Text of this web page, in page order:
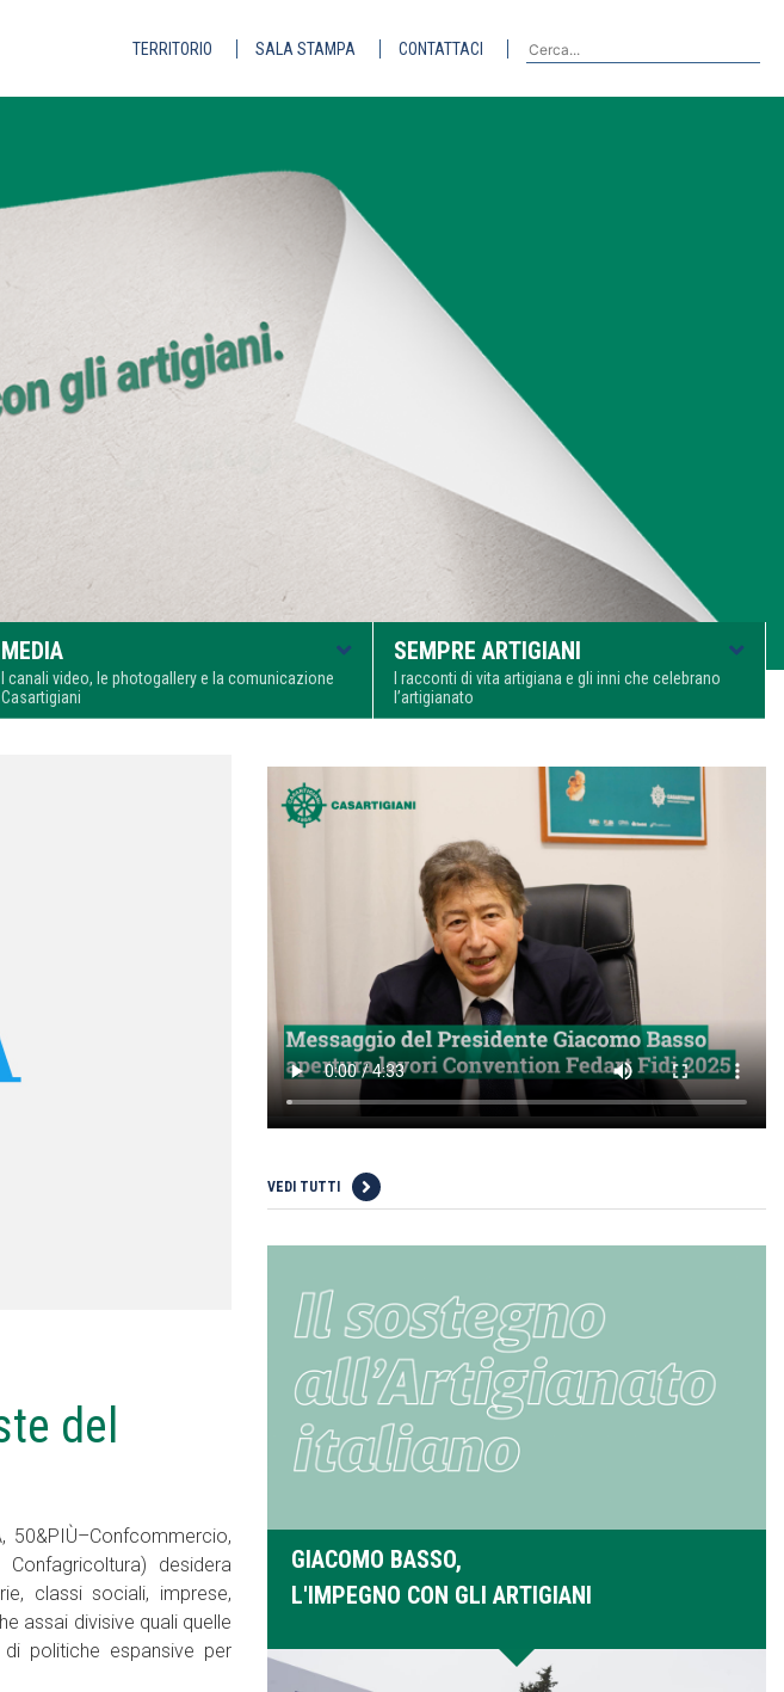
TERRITORIO SALA STAMPA CONTATTACI
MEDIA
I canali video, le photogallery e la comunicazione
Casartigiani
SEMPRE ARTIGIANI
I racconti di vita artigiana e gli inni che celebrano
l’artigianato
del
50&PIÙ–Confcommercio,
Confagricoltura) desidera
classi sociali, imprese,
assai divisive quali quelle
politiche espansive per
VEDI TUTTI
GIACOMO BASSO,
L'IMPEGNO CON GLI ARTIGIANI